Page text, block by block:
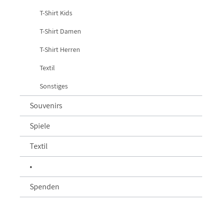
T-Shirt Kids
T-Shirt Damen
T-Shirt Herren
Textil
Sonstiges
Souvenirs
Spiele
Textil
•
Spenden